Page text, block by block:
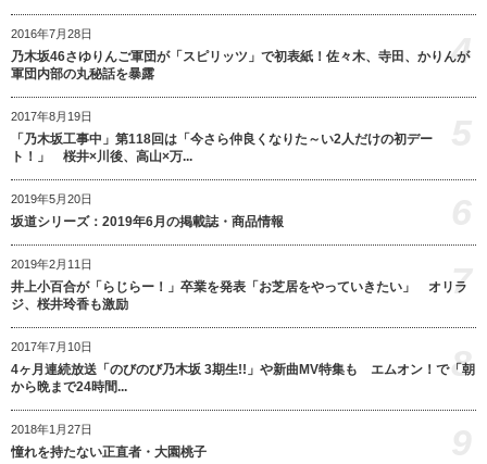
2016年7月28日
乃木坂46さゆりんご軍団が「スピリッツ」で初表紙！佐々木、寺田、かりんが
軍団内部の丸秘話を暴露
4
2017年8月19日
「乃木坂工事中」第118回は「今さら仲良くなりた～い2人だけの初デー
ト！」 桜井×川後、高山×万...
2019年5月20日
坂道シリーズ：2019年6月の掲載誌・商品情報
2019年2月11日
井上小百合が「らじらー！」卒業を発表「お芝居をやっていきたい」 オリラ
ジ、桜井玲香も激励
7
2017年7月10日
4ヶ月連続放送「のびのび乃木坂 3期生!!」や新曲MV特集も エムオン！で「朝
から晩まで24時間...
8
2018年1月27日
憧れを持たない正直者・大園桃子